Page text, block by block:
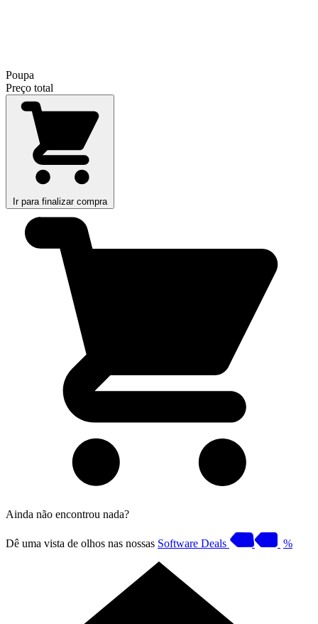
Poupa
Preço total
Ir para finalizar compra
Ainda não encontrou nada?
Dê uma vista de olhos nas nossas Software Deals %